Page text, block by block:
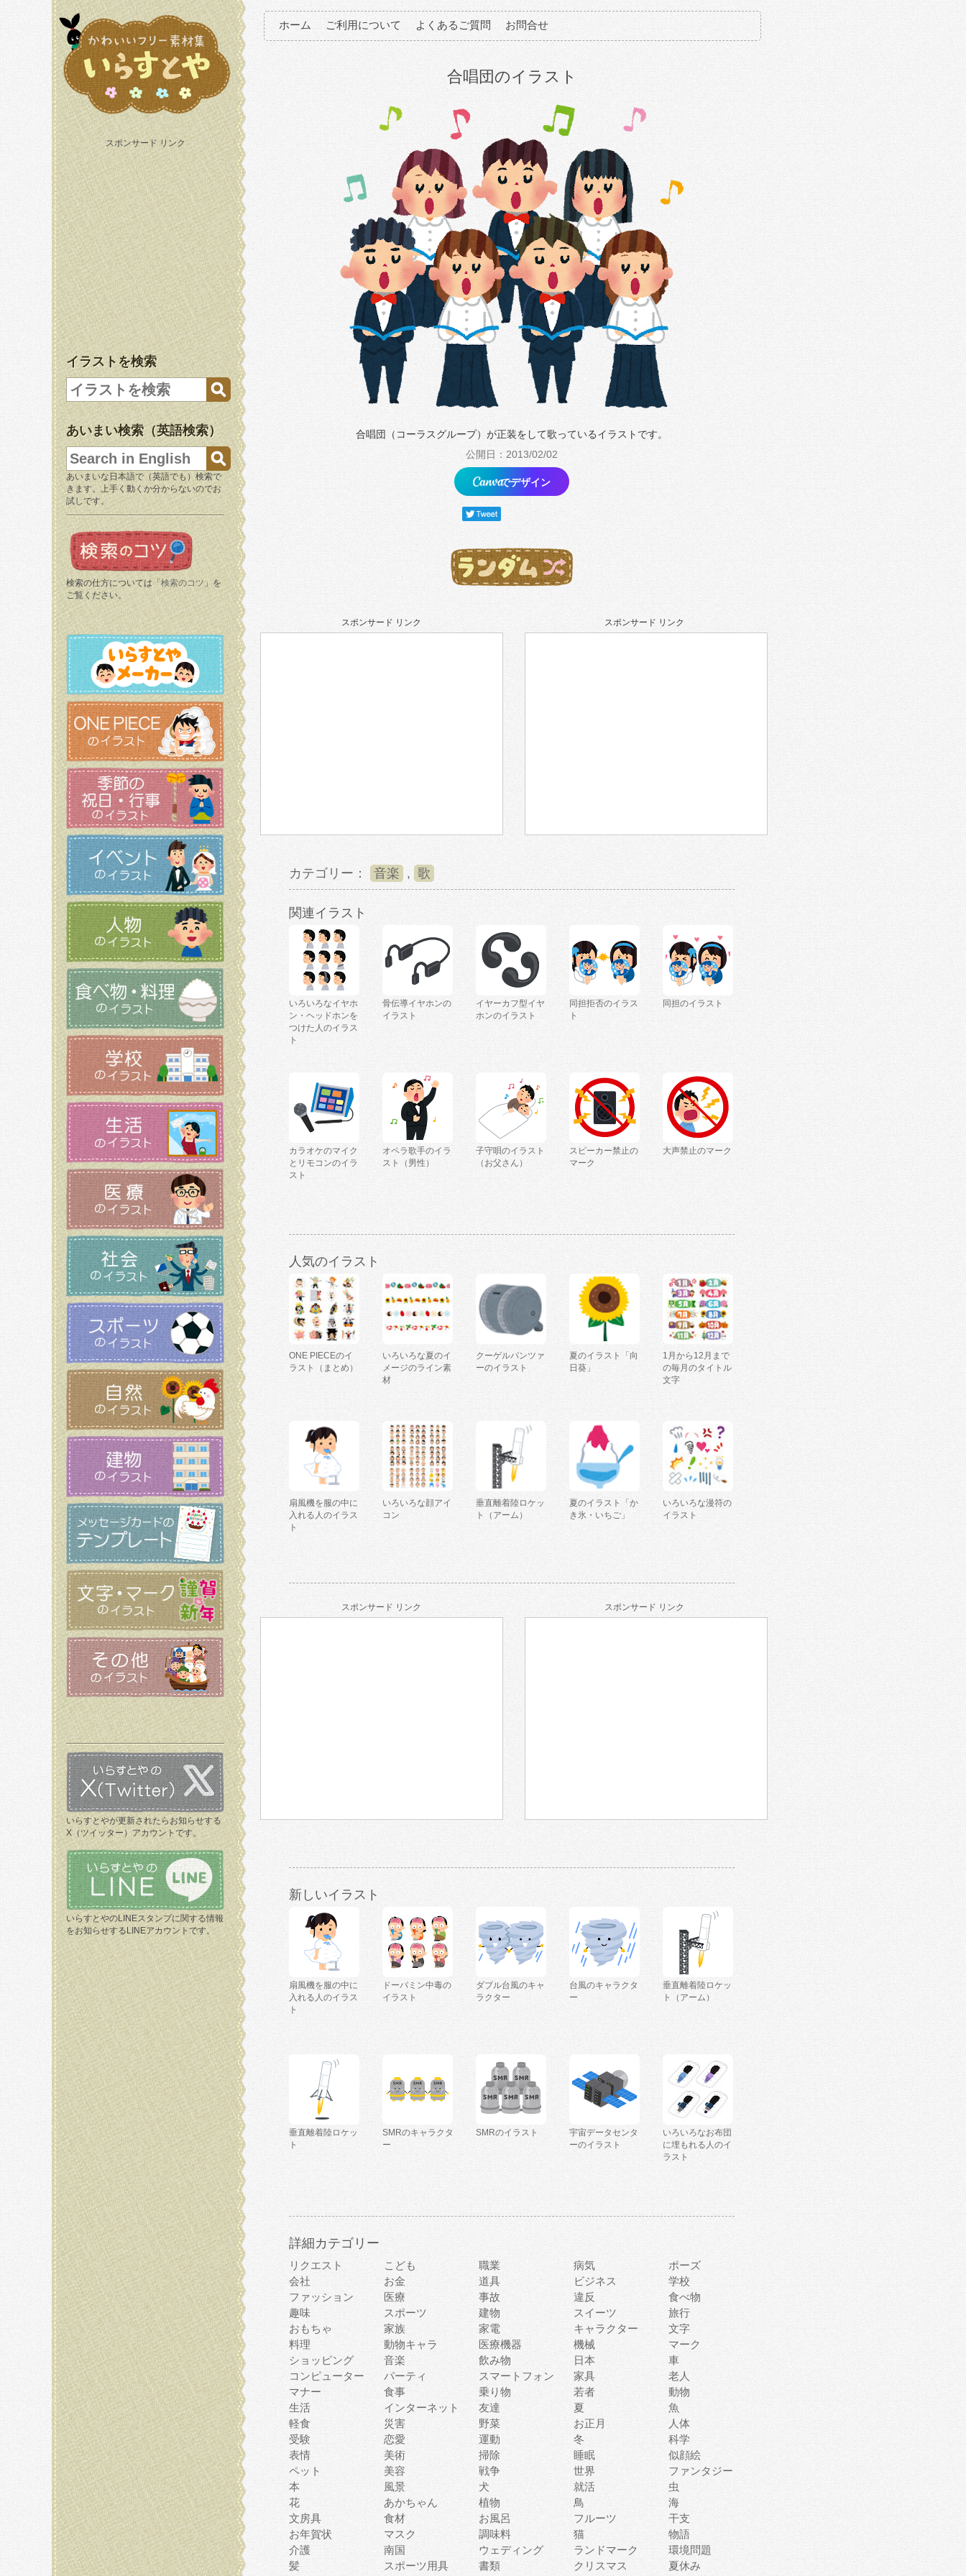
スポンサード リンク
イラストを検索
あいまい検索（英語検索）
あいまいな日本語で（英語でも）検索で
きます。上手く動くか分からないのでお
試しです。
検索の仕方については「 検索のコツ 」を
ご覧ください。
いらすとやが更新されたらお知らせする
X（ツイッター）アカウントです。
いらすとやのLINEスタンプに関する情報
をお知らせするLINEアカウントです。
ホーム ご利用について よくあるご質問 お問合せ
合唱団のイラスト
合唱団（コーラスグループ）が正装をして歌っているイラストです。
公開日：2013/02/02
でデザイン
スポンサード リンク スポンサード リンク
カテゴリー： 音楽 , 歌
関連イラスト
いろいろなイヤホ
ン・ヘッドホンを
つけた人のイラス
ト
骨伝導イヤホンの
イラスト
イヤーカフ型イヤ
ホンのイラスト
同担拒否のイラス
ト
同担のイラスト
カラオケのマイク
とリモコンのイラ
スト
オペラ歌手のイラ
スト（男性）
子守唄のイラスト
（お父さん）
スピーカー禁止の
マーク
大声禁止のマーク
人気のイラスト
ONE PIECEのイ
ラスト（まとめ）
いろいろな夏のイ
メージのライン素
材
クーゲルパンツァ
ーのイラスト
夏のイラスト「向
日葵」
1月から12月まで
の毎月のタイトル
文字
扇風機を服の中に
入れる人のイラス
ト
いろいろな顔アイ
コン
垂直離着陸ロケッ
ト（アーム）
夏のイラスト「か
き氷・いちご」
いろいろな漫符の
イラスト
スポンサード リンク スポンサード リンク
新しいイラスト
扇風機を服の中に
入れる人のイラス
ト
ドーパミン中毒の
イラスト
ダブル台風のキャ
ラクター
台風のキャラクタ
ー
垂直離着陸ロケッ
ト（アーム）
垂直離着陸ロケッ
ト
SMRのキャラクタ
ー
SMRのイラスト
宇宙データセンタ
ーのイラスト
いろいろなお布団
に埋もれる人のイ
ラスト
詳細カテゴリー
リクエスト こども 職業 病気
ポーズ
会社
お金 道具 ビジネス
学校
ファッション
医療 事故 違反
食べ物
趣味
スポーツ 建物 スイーツ
旅行
おもちゃ
家族 家電 キャラクター
文字
料理
動物キャラ 医療機器 機械
マーク
ショッピング
音楽 飲み物 日本
車
コンピューター
パーティ スマートフォン 家具
老人
マナー
食事 乗り物 若者
動物
生活
インターネット 友達 夏
魚
軽食
災害 野菜 お正月
人体
受験
恋愛 運動 冬
科学
表情
美術 掃除 睡眠
似顔絵
ペット
美容 戦争 世界
ファンタジー
本
風景 犬 就活
虫
花
あかちゃん 植物 鳥
海
文房具
食材 お風呂 フルーツ
干支
お年賀状
マスク 調味料 猫
物語
介護
南国 ウェディング ランドマーク
環境問題
髪
スポーツ用具 書類 クリスマス
夏休み